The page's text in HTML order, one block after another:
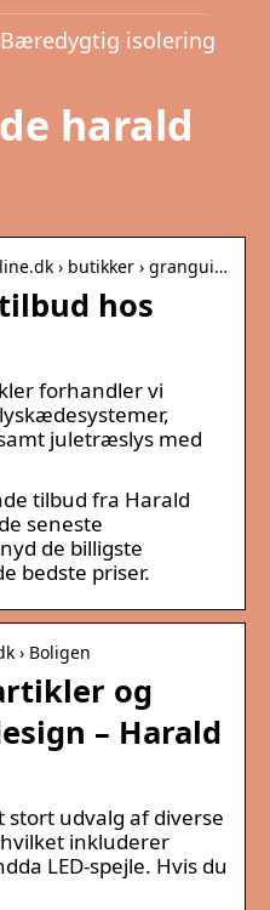
isolering
harald
› butikker › grangui…
hos
forhandler vi
juletræslys med
tilbud fra Harald
seneste
de billigste
bedste priser.
› Boligen
og
– Harald
stort udvalg af diverse
inkluderer
LED-spejle. Hvis du